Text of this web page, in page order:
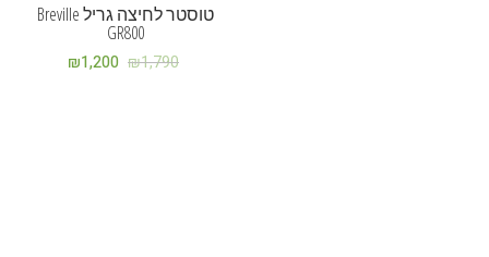
טוסטר לחיצה גריל Breville
GR800
₪1,790
₪1,200